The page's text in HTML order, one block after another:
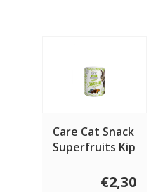
Care Cat Snack
Superfruits Kip
€2,30